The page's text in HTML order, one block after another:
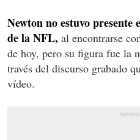
Newton no estuvo presente
de la NFL, al encontrarse
de hoy, pero su figura fue la
través del discurso grabado
vídeo.